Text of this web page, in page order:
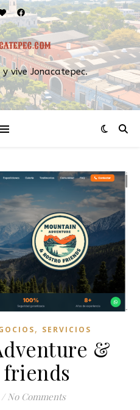
vive Jonacatepec.
, SERVICIOS
&
/ No Comments